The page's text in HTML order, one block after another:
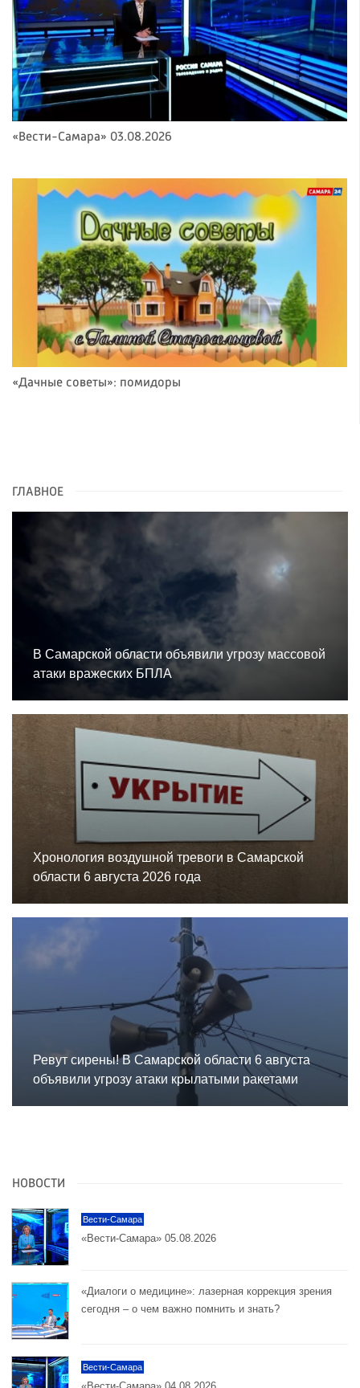
«Вести-Самара» 03.08.2026
«Дачные советы»: помидоры
ГЛАВНОЕ
В Самарской области объявили угрозу массовой
атаки вражеских БПЛА
Хронология воздушной тревоги в Самарской
области 6 августа 2026 года
Ревут сирены! В Самарской области 6 августа
объявили угрозу атаки крылатыми ракетами
НОВОСТИ
Вести-Самара
«Вести-Самара» 05.08.2026
«Диалоги о медицине»: лазерная коррекция зрения
сегодня – о чем важно помнить и знать?
Вести-Самара